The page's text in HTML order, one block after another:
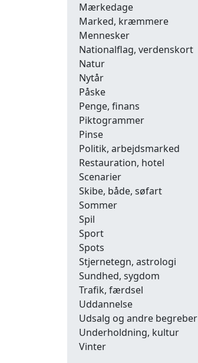
Mærkedage
Marked, kræmmere
Mennesker
Nationalflag, verdenskort
Natur
Nytår
Påske
Penge, finans
Piktogrammer
Pinse
Politik, arbejdsmarked
Restauration, hotel
Scenarier
Skibe, både, søfart
Sommer
Spil
Sport
Spots
Stjernetegn, astrologi
Sundhed, sygdom
Trafik, færdsel
Uddannelse
Udsalg og andre begreber
Underholdning, kultur
Vinter